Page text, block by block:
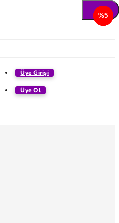
Üye Girişi
Üye Ol
%5
%5
%5
%5